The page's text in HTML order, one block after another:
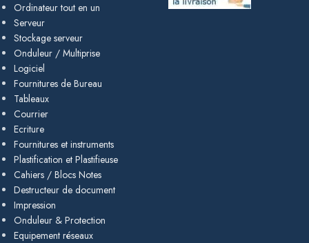
Ordinateur tout en un
Serveur
Stockage serveur
Onduleur / Multiprise
Logiciel
Fournitures de Bureau
Tableaux
Courrier
Ecriture
Fournitures et instruments
Plastification et Plastifieuse
Cahiers / Blocs Notes
Destructeur de document
Impression
Onduleur & Protection
Equipement réseaux